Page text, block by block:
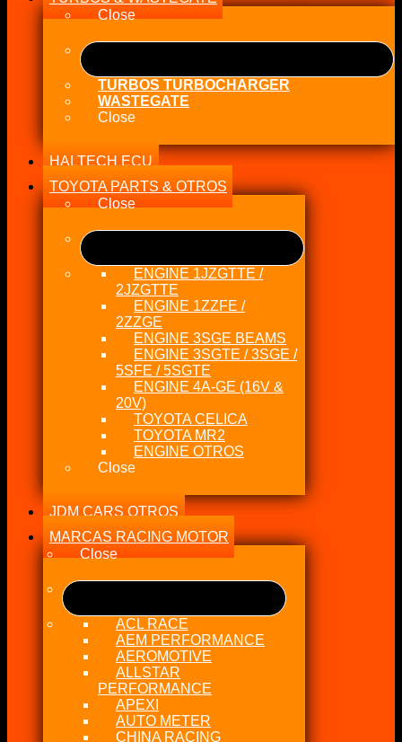
Close
TURBOS TURBOCHARGER
WASTEGATE
Close
HALTECH ECU
TOYOTA PARTS & OTROS
Close
ENGINE 1JZGTTE /
2JZGTTE
ENGINE 1ZZFE /
2ZZGE
ENGINE 3SGE BEAMS
ENGINE 3SGTE / 3SGE /
5SFE / 5SGTE
ENGINE 4A-GE (16V &
20V)
TOYOTA CELICA
TOYOTA MR2
ENGINE OTROS
Close
JDM CARS OTROS
MARCAS RACING MOTOR
Close
ACL RACE
AEM PERFORMANCE
AEROMOTIVE
ALLSTAR
PERFORMANCE
APEXI
AUTO METER
CHINA RACING